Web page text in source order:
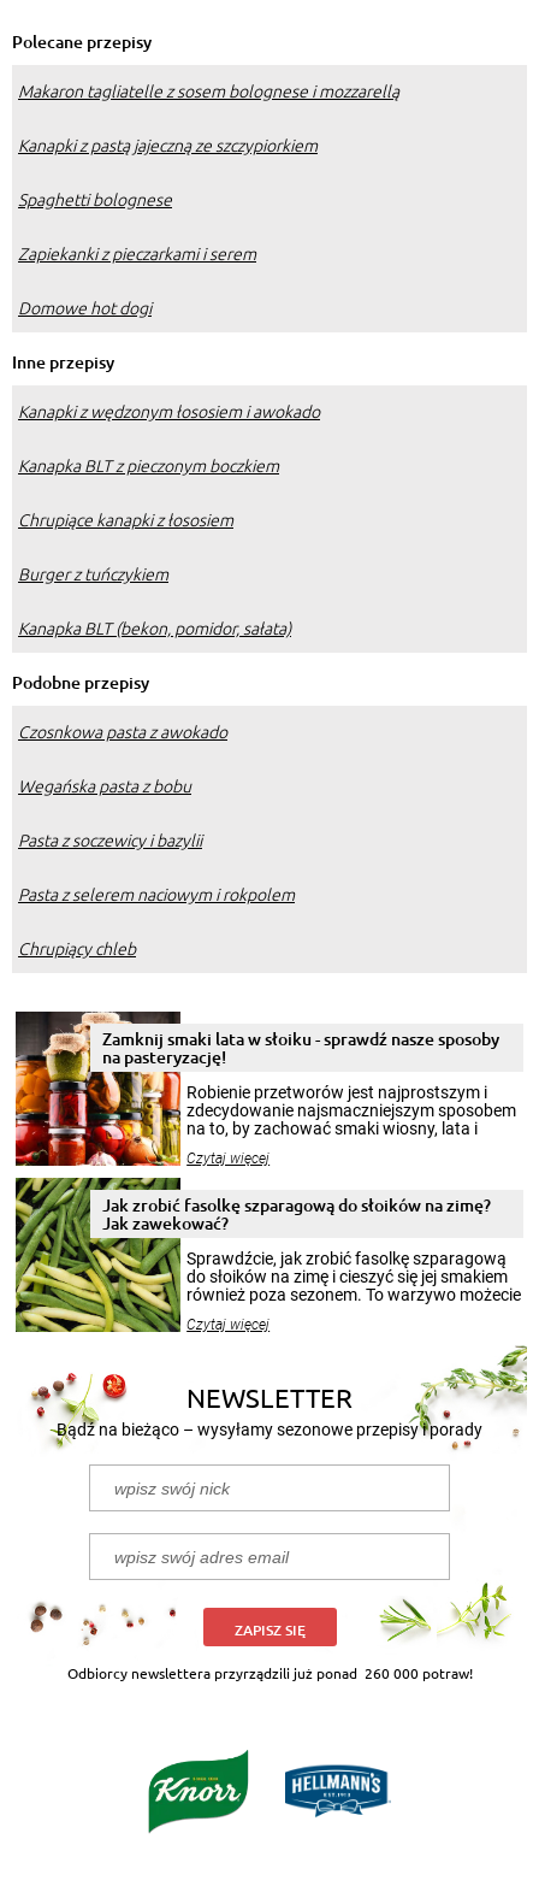
Polecane przepisy
Makaron tagliatelle z sosem bolognese i mozzarellą
Kanapki z pastą jajeczną ze szczypiorkiem
Spaghetti bolognese
Zapiekanki z pieczarkami i serem
Domowe hot dogi
Inne przepisy
Kanapki z wędzonym łososiem i awokado
Kanapka BLT z pieczonym boczkiem
Chrupiące kanapki z łososiem
Burger z tuńczykiem
Kanapka BLT (bekon, pomidor, sałata)
Podobne przepisy
Czosnkowa pasta z awokado
Wegańska pasta z bobu
Pasta z soczewicy i bazylii
Pasta z selerem naciowym i rokpolem
Chrupiący chleb
Zamknij smaki lata w słoiku - sprawdź nasze sposoby
na pasteryzację!
Robienie przetworów jest najprostszym i
zdecydowanie najsmaczniejszym sposobem
na to, by zachować smaki wiosny, lata i
krajobrazów, by cieszyć nimi oko w sezonie
pełni poczuć atmosferę cieplejszych
miesięcy. Przygotowanie słoików ze
patenty, które pozwolą zachować świeżość
przetworów.
Czytaj więcej
Jak zrobić fasolkę szparagową do słoików na zimę?
Jak zawekować?
Sprawdźcie, jak zrobić fasolkę szparagową
do słoików na zimę i cieszyć się jej smakiem
również poza sezonem. To warzywo możecie
nasze propozycje!
Czytaj więcej
NEWSLETTER
Bądź na bieżąco – wysyłamy sezonowe przepisy i porady
ZAPISZ SIĘ
Odbiorcy newslettera przyrządzili już ponad 260 000 potraw!